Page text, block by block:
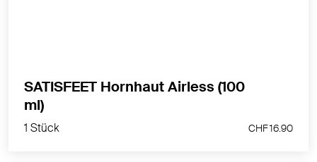
SATISFEET Hornhaut Airless (100
ml)
1 Stück CHF 16.90